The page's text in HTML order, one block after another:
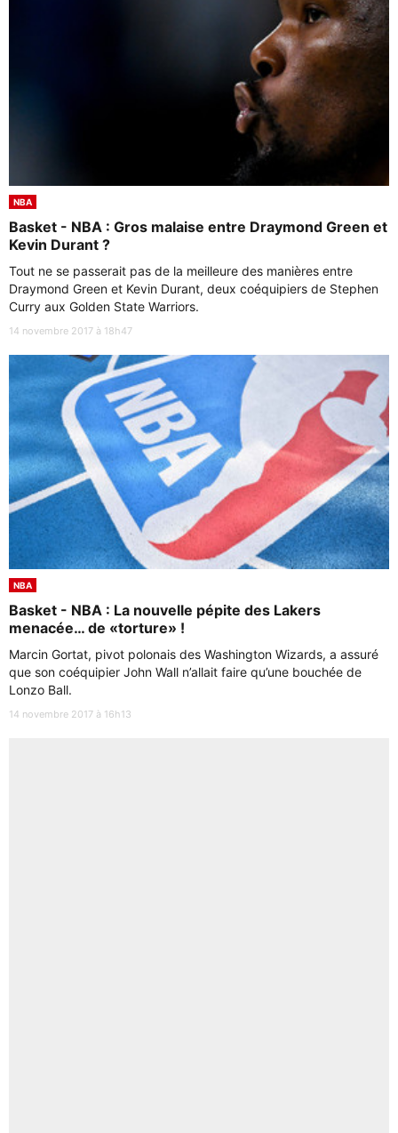
NBA
Basket - NBA : Gros malaise entre Draymond Green et
Kevin Durant ?
Tout ne se passerait pas de la meilleure des manières entre
Draymond Green et Kevin Durant, deux coéquipiers de Stephen
Curry aux Golden State Warriors.
14 novembre 2017 à 18h47
NBA
Basket - NBA : La nouvelle pépite des Lakers
menacée… de «torture» !
Marcin Gortat, pivot polonais des Washington Wizards, a assuré
que son coéquipier John Wall n’allait faire qu’une bouchée de
Lonzo Ball.
14 novembre 2017 à 16h13